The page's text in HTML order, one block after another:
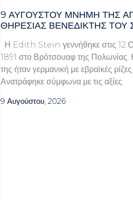
9 ΑΥΓΟΥΣΤΟΥ ΜΝΗΜΗ ΤΗΣ
ΘΗΡΕΣΙΑΣ ΒΕΝΕΔΙΚΤΗΣ ΤΟΥ
Η Edith Stein γεννήθηκε στις 12
1891 στο Βρότσουαφ της Πολωνίας.
της ήταν γερμανική με εβραϊκές ρίζες.
Ανατράφηκε σύμφωνα με τις αξίες
9 Αυγούστου, 2026